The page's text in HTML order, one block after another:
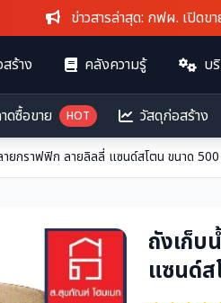
ข่าวสารล่าสุด: กฟผ. เปิดขายข
ร้าง คลังความรู้ บ
ดซื้อขาย HOT วัสดุก่อสร้าง
ยกราฟฟิก ลายลิลลี่ แซนด์สโตน ขนาด 500
ถังเก็บ
แซนด์ส